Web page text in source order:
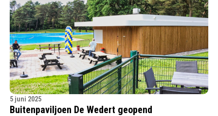
5 juni 2025
Buitenpaviljoen De Wedert geopend